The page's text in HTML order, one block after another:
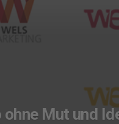
Mut und